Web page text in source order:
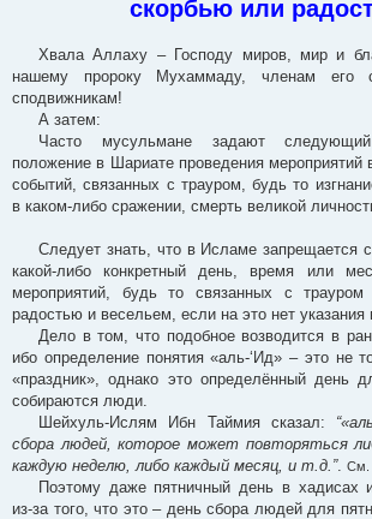
скорбью или
Хвала Аллаху – Господу миров, мир и
нашему пророку Мухаммаду, членам
сподвижникам!
А затем:
Часто мусульмане задают
положение в Шариате проведения мероприятий
событий, связанных с трауром, будь то
в каком-либо сражении, смерть великой
Следует знать, что в Исламе запрещается
какой-либо конкретный день, время или
мероприятий, будь то связанных с
радостью и весельем, если на это нет
Дело в том, что подобное возводится в
ибо определение понятия «аль-‘Ид» – это не
«праздник», однако это определённый день
собираются люди.
Шейхуль-Ислям Ибн Таймия сказал:
сбора людей, которое может повторяться
каждую неделю, либо каждый месяц, и т.д.”. См.
Поэтому даже пятничный день в хадисах
из-за того, что это – день сбора людей для